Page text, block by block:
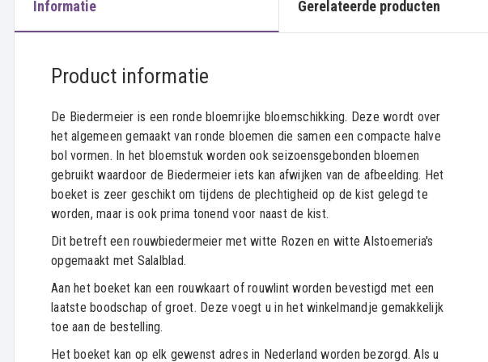
Informatie Gerelateerde producten
Product informatie
De Biedermeier is een ronde bloemrijke bloemschikking. Deze wordt over
het algemeen gemaakt van ronde bloemen die samen een compacte halve
bol vormen. In het bloemstuk worden ook seizoensgebonden bloemen
gebruikt waardoor de Biedermeier iets kan afwijken van de afbeelding. Het
boeket is zeer geschikt om tijdens de plechtigheid op de kist gelegd te
worden, maar is ook prima tonend voor naast de kist.
Dit betreft een rouwbiedermeier met witte Rozen en witte Alstoemeria's
opgemaakt met Salalblad.
Aan het boeket kan een rouwkaart of rouwlint worden bevestigd met een
laatste boodschap of groet. Deze voegt u in het winkelmandje gemakkelijk
toe aan de bestelling.
Het boeket kan op elk gewenst adres in Nederland worden bezorgd. Als u